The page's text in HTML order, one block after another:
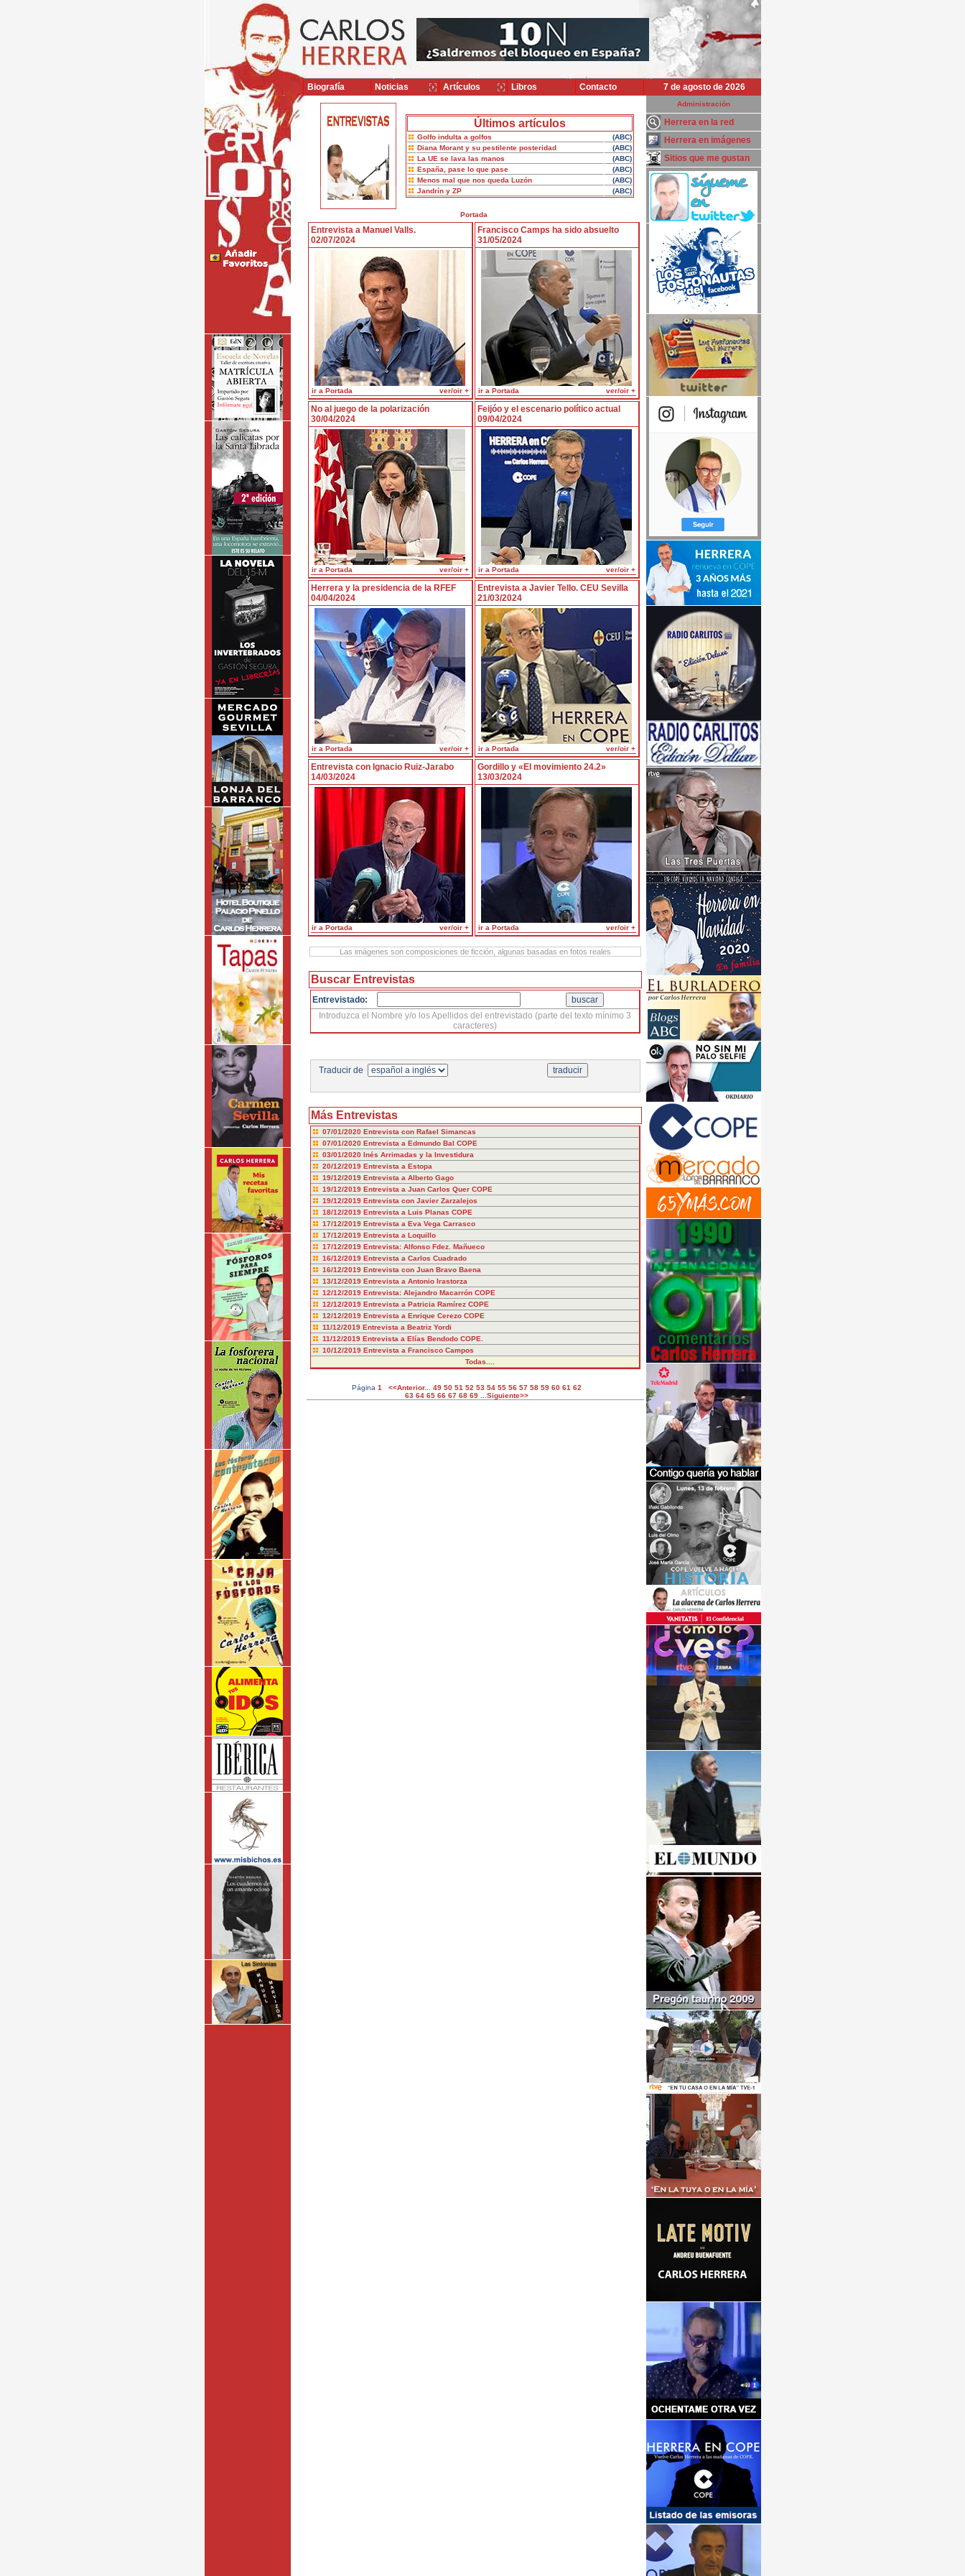
7 de agosto de 2026
Últimos artículos
Golfo indulta a golfos
(ABC)
Diana Morant y su pestilente posteridad
(ABC)
La UE se lava las manos
(ABC)
España, pase lo que pase
(ABC)
Menos mal que nos queda Luzón
(ABC)
Jandrín y ZP
(ABC)
Portada
Entrevista a Manuel Valls.
02/07/2024
ir a Portada ver/oir +
Francisco Camps ha sido absuelto
31/05/2024
ir a Portada ver/oir +
No al juego de la polarización
30/04/2024
ir a Portada ver/oir +
Feijóo y el escenario político actual
09/04/2024
ir a Portada ver/oir +
Herrera y la presidencia de la RFEF
04/04/2024
ir a Portada ver/oir +
Entrevista a Javier Tello. CEU Sevilla
21/03/2024
ir a Portada ver/oir +
Entrevista con Ignacio Ruiz-Jarabo
14/03/2024
ir a Portada ver/oir +
Gordillo y «El movimiento 24.2»
13/03/2024
ir a Portada ver/oir +
Las imágenes son composiciones de ficción, algunas basadas en fotos reales
Buscar Entrevistas
Entrevistado:
Introduzca el Nombre y/o los Apellidos del entrevistado (parte del texto mínimo 3
caracteres)
Traducir de
Más Entrevistas
07/01/2020 Entrevista con Rafael Simancas
07/01/2020 Entrevista a Edmundo Bal COPE
03/01/2020 Inés Arrimadas y la Investidura
20/12/2019 Entrevista a Estopa
19/12/2019 Entrevista a Alberto Gago
19/12/2019 Entrevista a Juan Carlos Quer COPE
19/12/2019 Entrevista con Javier Zarzalejos
18/12/2019 Entrevista a Luis Planas COPE
17/12/2019 Entrevista a Eva Vega Carrasco
17/12/2019 Entrevista a Loquillo
17/12/2019 Entrevista: Alfonso Fdez. Mañueco
16/12/2019 Entrevista a Carlos Cuadrado
16/12/2019 Entrevista con Juan Bravo Baena
13/12/2019 Entrevista a Antonio Irastorza
12/12/2019 Entrevista: Alejandro Macarrón COPE
12/12/2019 Entrevista a Patricia Ramírez COPE
12/12/2019 Entrevista a Enrique Cerezo COPE
11/12/2019 Entrevista a Beatriz Yordi
11/12/2019 Entrevista a Elías Bendodo COPE.
10/12/2019 Entrevista a Francisco Campos
Todas....
Página 1 <<Anterior... 49 50 51 52 53 54 55 56 57 58 59 60 61 62
63 64 65 66 67 68 69 ...Siguiente>>
Administración
Herrera en la red
Herrera en imágenes
Sitios que me gustan
Biografía Noticias Artículos Libros Contacto